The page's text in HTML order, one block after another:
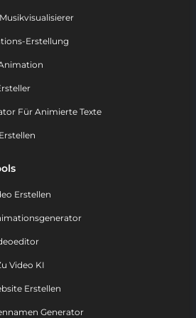
Erstellung
Für Animierte Texte
Erstellen
Video KI
Erstellen
Generator